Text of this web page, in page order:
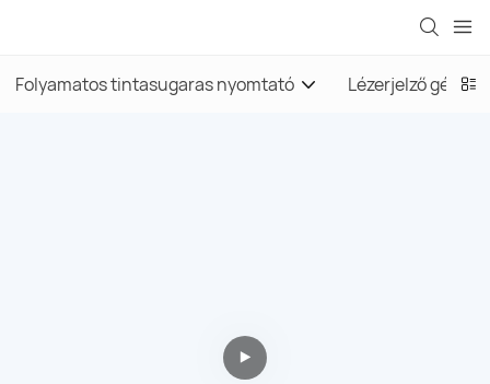
Folyamatos tintasugaras nyomtató Lézerjelző gép